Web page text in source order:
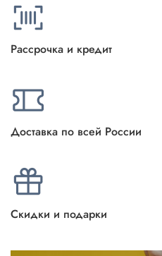
Рассрочка и кредит
Доставка по всей России
Скидки и подарки